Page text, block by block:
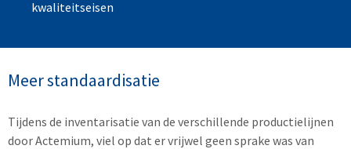
kwaliteitseisen
Meer standaardisatie
Tijdens de inventarisatie van de verschillende productielijnen
door Actemium, viel op dat er vrijwel geen sprake was van